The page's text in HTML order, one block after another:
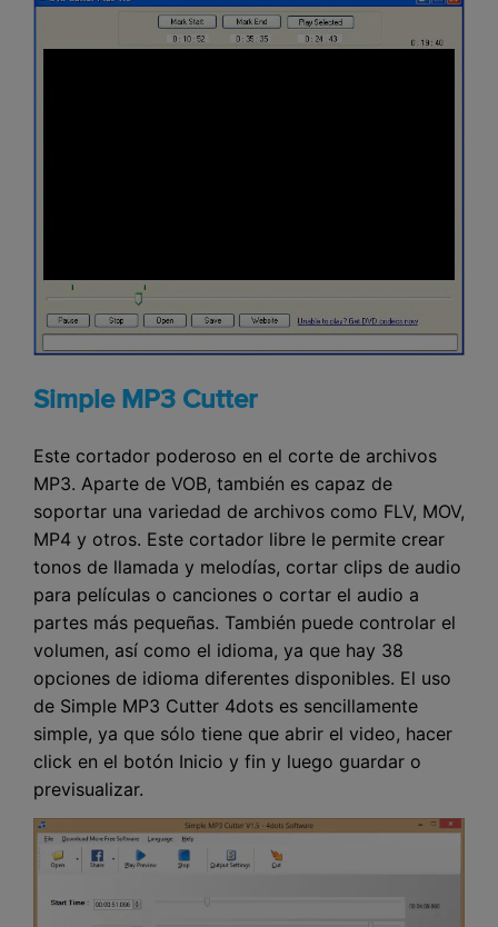
Simple MP3 Cutter
Este cortador poderoso en el corte de archivos
MP3. Aparte de VOB, también es capaz de
soportar una variedad de archivos como FLV, MOV,
MP4 y otros. Este cortador libre le permite crear
tonos de llamada y melodías, cortar clips de audio
para películas o canciones o cortar el audio a
partes más pequeñas. También puede controlar el
volumen, así como el idioma, ya que hay 38
opciones de idioma diferentes disponibles. El uso
de Simple MP3 Cutter 4dots es sencillamente
simple, ya que sólo tiene que abrir el video, hacer
click en el botón Inicio y fin y luego guardar o
previsualizar.